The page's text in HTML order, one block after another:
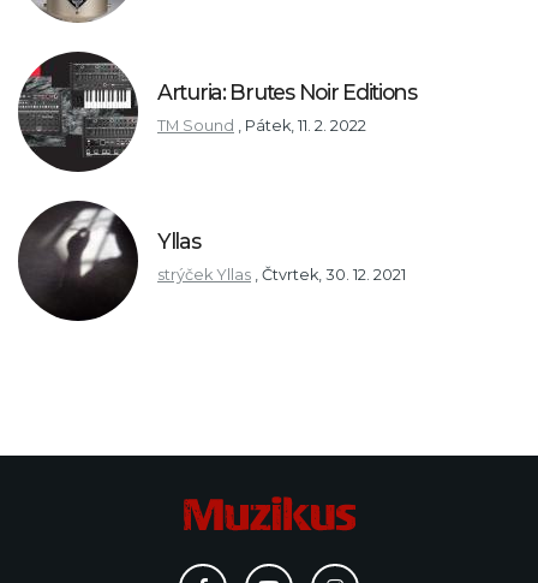
Arturia: Brutes Noir Editions
TM Sound Pátek, 11. 2. 2022
Yllas
strýček Yllas Čtvrtek, 30. 12. 2021